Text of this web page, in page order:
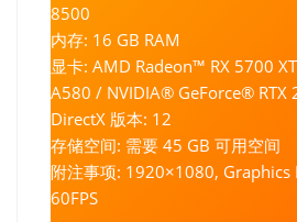
8500
内存: 16 GB RAM
显卡: AMD Radeon™ RX 5700
A580 / NVIDIA® GeForce® RTX
DirectX 版本: 12
存储空间: 需要 45 GB 可用空间
附注事项: 1920×1080, Graphics
60FPS